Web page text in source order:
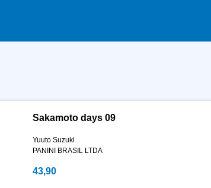
Sakamoto days 09
Yuuto Suzuki
PANINI BRASIL LTDA
43,90